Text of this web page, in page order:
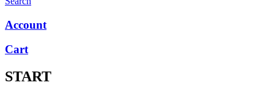
Account
Cart
START